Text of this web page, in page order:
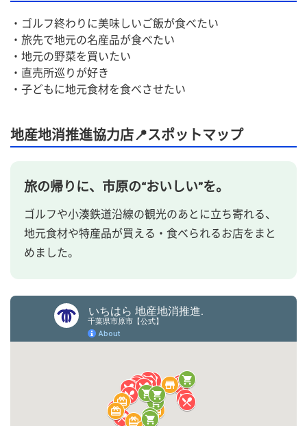
・ゴルフ終わりに美味しいご飯が食べたい
・旅先で地元の名産品が食べたい
・地元の野菜を買いたい
・直売所巡りが好き
・子どもに地元食材を食べさせたい
地産地消推進協力店📍スポットマップ
旅の帰りに、市原の“おいしい”を。
ゴルフや小湊鉄道沿線の観光のあとに立ち寄れる、
地元食材や特産品が買える・食べられるお店をまと
めました。